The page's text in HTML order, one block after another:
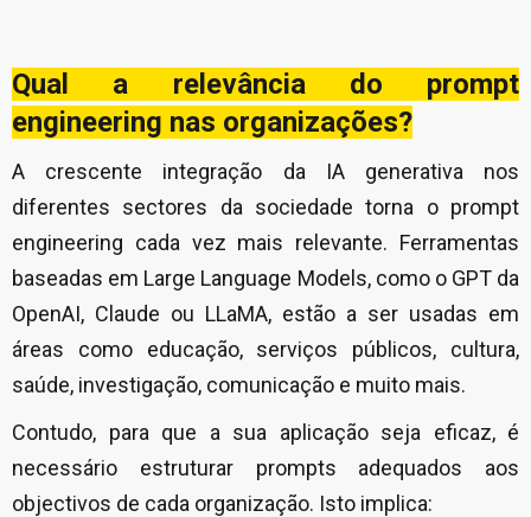
Qual a relevância do prompt
engineering nas organizações?
A crescente integração da IA generativa nos
diferentes sectores da sociedade torna o prompt
engineering cada vez mais relevante. Ferramentas
baseadas em Large Language Models, como o GPT da
OpenAI, Claude ou LLaMA, estão a ser usadas em
áreas como educação, serviços públicos, cultura,
saúde, investigação, comunicação e muito mais.
Contudo, para que a sua aplicação seja eficaz, é
necessário estruturar prompts adequados aos
objectivos de cada organização. Isto implica: